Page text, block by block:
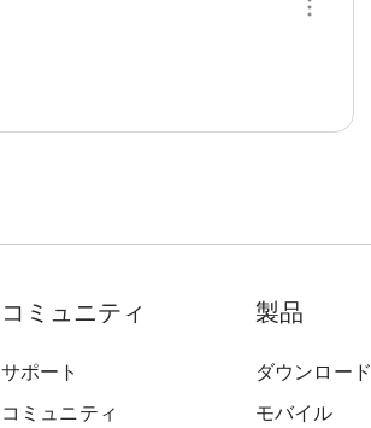
コミュニティ
サポート
コミュニティ
製品
ダウンロード
モバイル